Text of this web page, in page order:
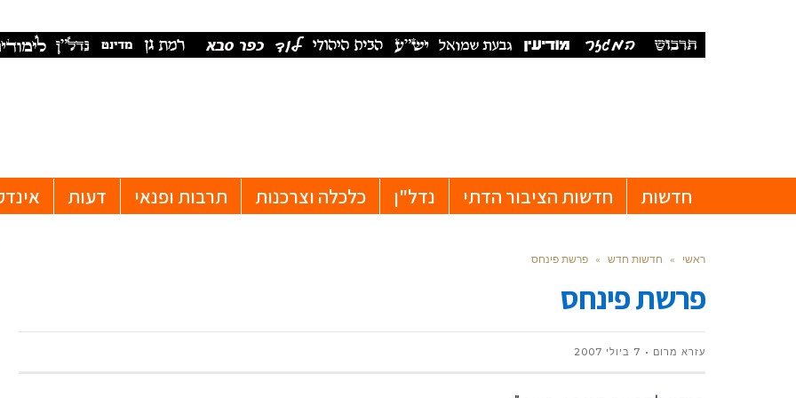
חדשות חדשות הציבור הדתי נדל"ן כלכלה וצרכנות תרבות ופנאי דעות
ראשי » חדשות חדש » פרשת פינחס
פרשת פינחס
עזרא מרום 7 ביולי 2007